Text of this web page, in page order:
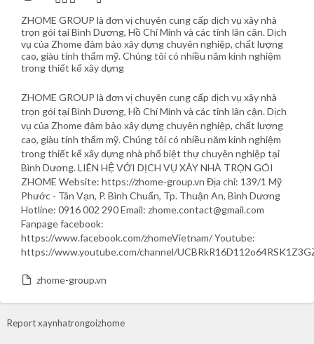
ZHOME GROUP là đơn vị chuyên cung cấp dịch vụ xây nhà
trọn gói tại Bình Dương, Hồ Chí Minh và các tỉnh lân cận. Dịch
vụ của Zhome đảm bảo xây dựng chuyên nghiệp, chất lượng
cao, giàu tính thẩm mỹ. Chúng tôi có nhiều năm kinh nghiệm
trong thiết kế xây dựng
ZHOME GROUP là đơn vị chuyên cung cấp dịch vụ xây nhà
trọn gói tại Bình Dương, Hồ Chí Minh và các tỉnh lân cận. Dịch
vụ của Zhome đảm bảo xây dựng chuyên nghiệp, chất lượng
cao, giàu tính thẩm mỹ. Chúng tôi có nhiều năm kinh nghiệm
trong thiết kế xây dựng nhà phố biệt thự chuyên nghiệp tại
Bình Dương. LIÊN HỆ VỚI DỊCH VỤ XÂY NHÀ TRỌN GÓI
ZHOME Website: https://zhome-group.vn Địa chỉ: 139/1 Mỹ
Phước - Tân Vạn, P. Bình Chuẩn, Tp. Thuận An, Bình Dương
Hotline: 0916 002 290 Email: zhome.contact@gmail.com
Fanpage facebook:
https://www.facebook.com/zhomeVietnam/ Youtube:
https://www.youtube.com/channel/
zhome-group.vn
Report xaynhatrongoizhome